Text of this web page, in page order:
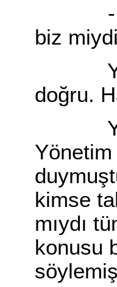
-
biz
Yüce
doğru.
Yönetim
kimse
mıydı
konusu